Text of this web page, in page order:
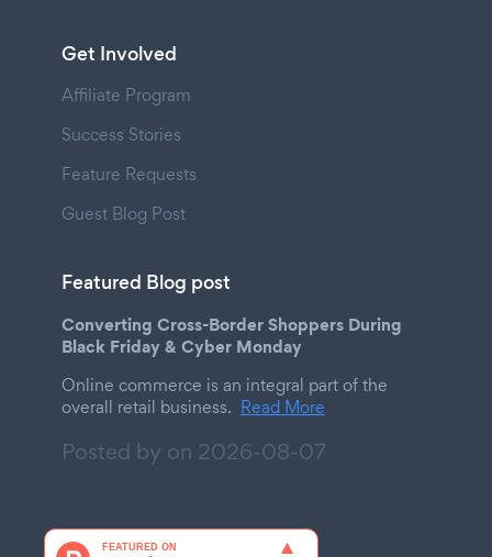
Get Involved
Affiliate Program
Success Stories
Feature Requests
Guest Blog Post
Featured Blog post
Converting Cross-Border Shoppers During
Black Friday & Cyber Monday
Online commerce is an integral part of the
overall retail business. Read More
Posted by on 2026-08-07